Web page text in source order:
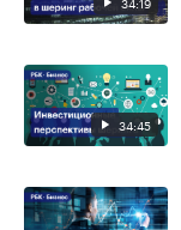
34:45